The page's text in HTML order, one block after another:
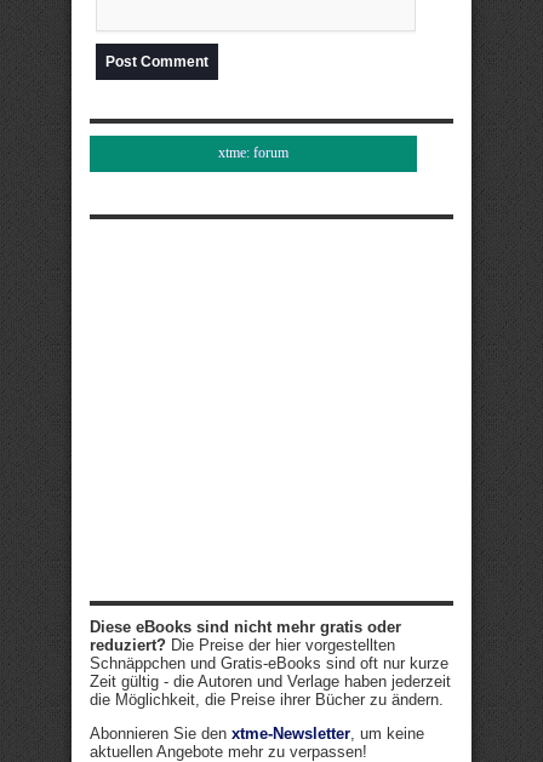
xtme: forum
Diese eBooks sind nicht mehr gratis oder
reduziert? Die Preise der hier vorgestellten
Schnäppchen und Gratis-eBooks sind oft nur kurze
Zeit gültig - die Autoren und Verlage haben jederzeit
die Möglichkeit, die Preise ihrer Bücher zu ändern.
Abonnieren Sie den xtme-Newsletter, um keine
aktuellen Angebote mehr zu verpassen!